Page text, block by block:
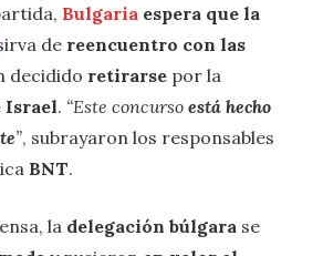
Bulgaria espera que la
de reencuentro con las
decidido retirarse por la
Israel. “Este concurso está hecho
”, subrayaron los responsables
BNT.
la delegación búlgara se